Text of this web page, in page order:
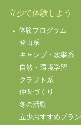
立少で体験しよう
体験プログラム
登山系
キャンプ・炊事系
自然・環境学習
クラフト系
仲間づくり
冬の活動
立少おすすめプラン